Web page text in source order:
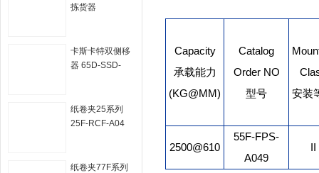
拣货器
卡斯卡特双侧移
器 65D-SSD-
纸卷夹25系列
25F-RCF-A04
纸卷夹77F系列
Capacity
承载能力
(KG@MM)
Catalog
Order NO
型号
安装
2500@610
55F-FPS-
A049
II